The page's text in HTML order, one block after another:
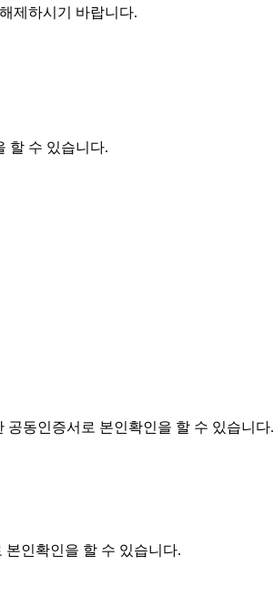
제하시기 바랍니다.
할 수 있습니다.
공동인증서로 본인확인을 할 수 있습니다.
본인확인을 할 수 있습니다.